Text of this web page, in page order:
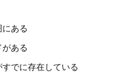
ある
ある
でに存在している